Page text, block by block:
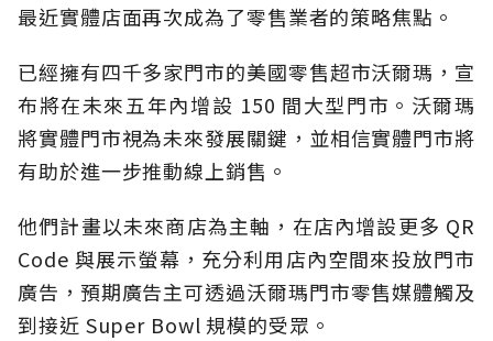
最近實體店面再次成為了零售業者的策略焦點。
已經擁有四千多家門市的美國零售超市沃爾瑪，宣
布將在未來五年內增設 150 間大型門市。沃爾瑪
將實體門市視為未來發展關鍵，並相信實體門市將
有助於進一步推動線上銷售。
他們計畫以未來商店為主軸，在店內增設更多 QR
Code 與展示螢幕，充分利用店內空間來投放門市
廣告，預期廣告主可透過沃爾瑪門市零售媒體觸及
到接近 Super Bowl 規模的受眾。